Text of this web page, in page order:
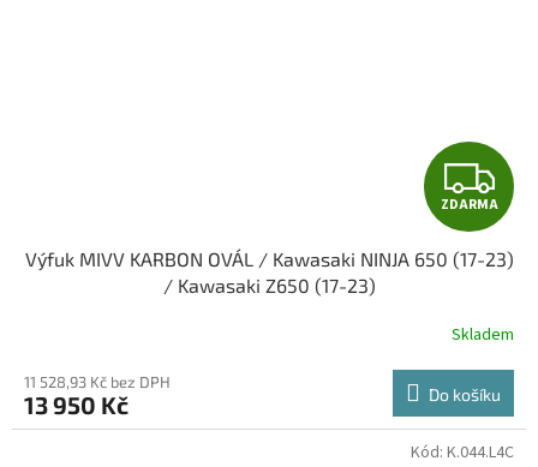
Z
D
A
R
M
A
ZDARMA
Výfuk MIVV KARBON OVÁL / Kawasaki NINJA 650 (17-23)
/ Kawasaki Z650 (17-23)
Skladem
11 528,93 Kč bez DPH
13 950 Kč Do košíku
Kód: K.044.L4C